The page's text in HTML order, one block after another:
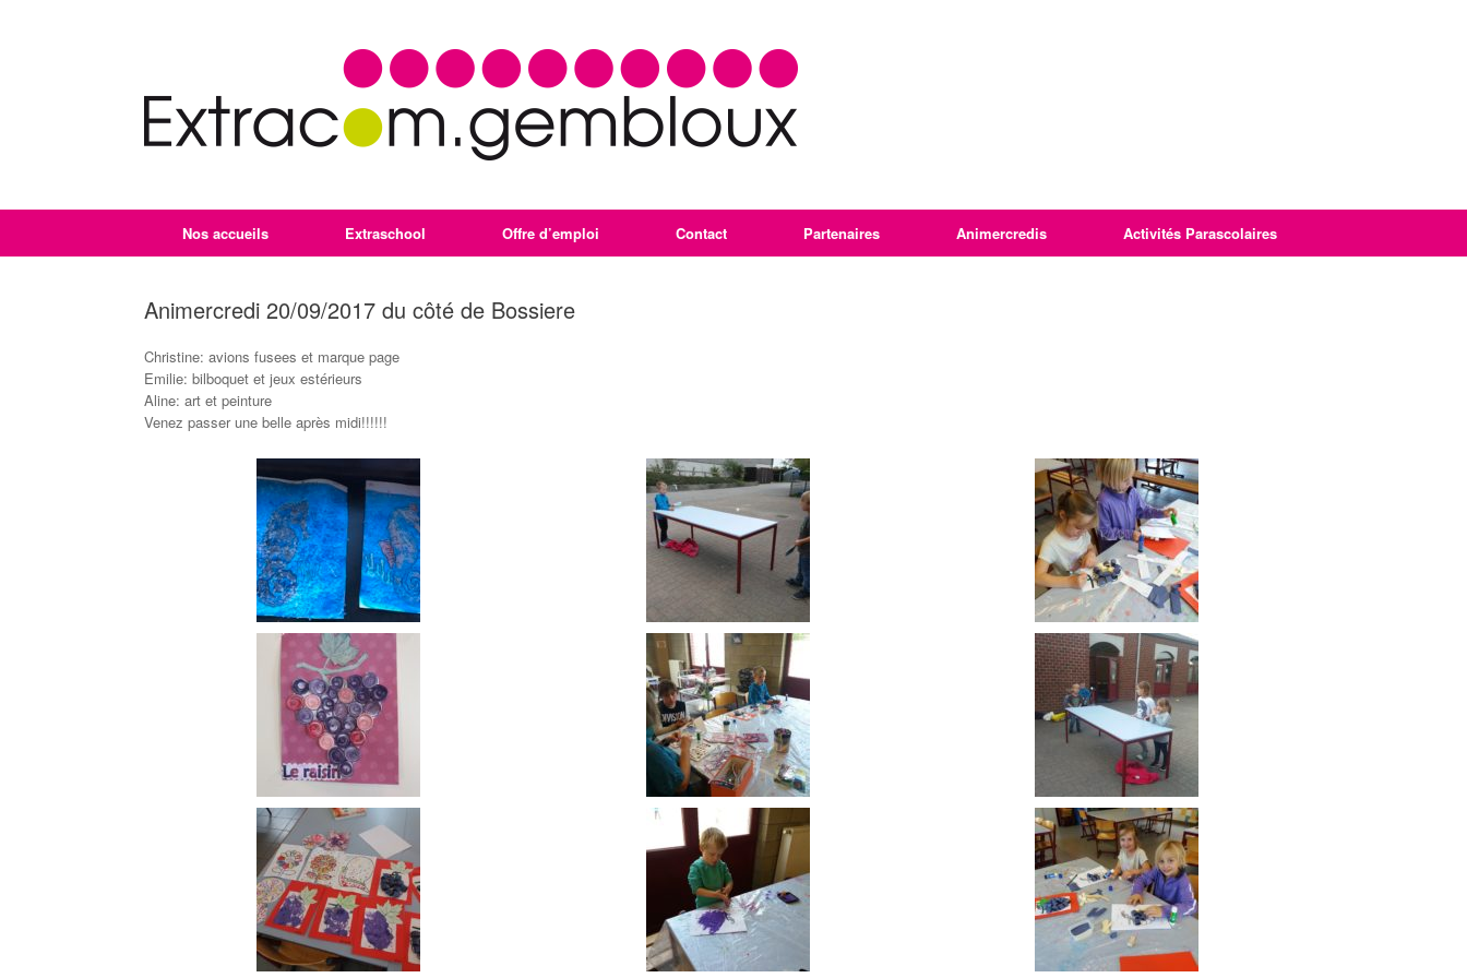
Nos accueils Extraschool Offre d’emploi Contact Partenaires Animercredis Activités Parascolaires
Animercredi 20/09/2017 du côté de Bossiere
Christine: avions fusees et marque page
Emilie: bilboquet et jeux estérieurs
Aline: art et peinture
Venez passer une belle après midi!!!!!!